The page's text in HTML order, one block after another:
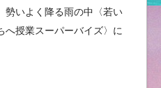
いよく降る雨の中〈若い
へ授業スーパーバイズ〉に